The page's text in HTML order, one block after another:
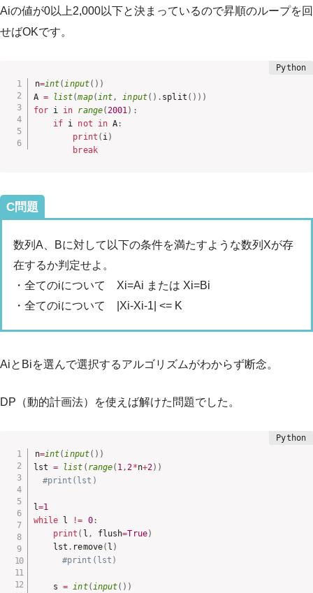
Aiの値が0以上2,000以下と決まっているので昇順のループを回
せばOKです。
n=int(input( ) )
A = list(map(int, input( ) . split ( ) ) )
for i in range(2001) :
if i not in A :
print ( i)
break
C問題
数列A、Bに対して以下の条件を満たすような数列Xが存
在するか判定せよ。
・全てのiについて Xi=Ai または Xi=Bi
・全てのiについて |Xi-Xi-1| <= K
AiとBiを選んで選択するアルゴリズムがわからず断念。
DP（動的計画法）を使えば解けた問題でした。
n=int(input( ) )
lst = list ( range( 1,2*n+2) )
#print(lst)
l=1
while l != 0:
print ( l , flush=True)
    lst
. remove( l )
#print(lst)
    s
= int(input( ) )